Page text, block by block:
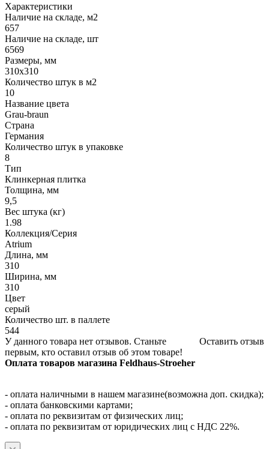
Характеристики
Наличие на складе, м2
657
Наличие на складе, шт
6569
Размеры, мм
310x310
Количество штук в м2
10
Название цвета
Grau-braun
Страна
Германия
Количество штук в упаковке
8
Тип
Клинкерная плитка
Толщина, мм
9,5
Вес штука (кг)
1.98
Коллекция/Серия
Atrium
Длина, мм
310
Ширина, мм
310
Цвет
серый
Количество шт. в паллете
544
Оставить отзыв
У данного товара нет отзывов. Станьте
первым, кто оставил отзыв об этом товаре!
Оплата товаров магазина Feldhaus-Stroeher
- оплата наличными в нашем магазине(возможна доп. скидка);
- оплата банковскими картами;
- оплата по реквизитам от физических лиц;
- оплата по реквизитам от юридических лиц с НДС 22%.